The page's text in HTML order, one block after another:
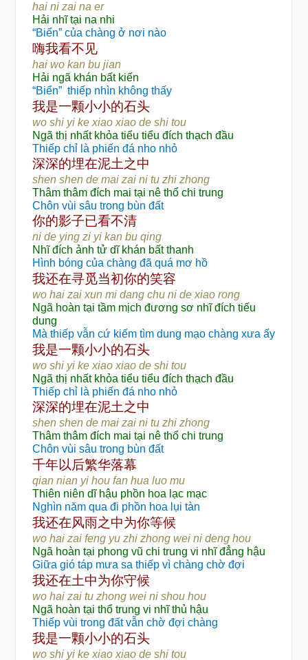
hai ni zai na er
Hải nhĩ tại na nhi
“Biển” của chàng ở nơi nào
嗨我看不见
hai wo kan bu jian
Hải ngã khán bất kiến
“Biển” thiếp nhìn không thấy
我是一颗小小的石头
wo shi yi ke xiao xiao de shi tou
Ngã thị nhất khỏa tiểu tiểu đích thạch đầu
Thiếp chỉ là phiến đá nho nhỏ
深深的埋在泥土之中
shen shen de mai zai ni tu zhi zhong
Thâm thâm đích mai tại nê thổ chi trung
Chôn vùi sâu trong bùn đất
你的影子已看不清
ni de ying zi yi kan bu qing
Nhĩ đích ảnh tử dĩ khán bất thanh
Hình bóng của chàng đã quá mơ hồ
我还在寻觅当初你的笑容
wo hai zai xun mi dang chu ni de xiao rong
Ngã hoàn tại tầm mịch đương sơ nhĩ đích tiếu
dung
Mà thiếp vẫn cứ kiếm tìm dung mạo chàng xưa ấy
我是一颗小小的石头
wo shi yi ke xiao xiao de shi tou
Ngã thị nhất khỏa tiểu tiểu đích thạch đầu
Thiếp chỉ là phiến đá nho nhỏ
深深的埋在泥土之中
shen shen de mai zai ni tu zhi zhong
Thâm thâm đích mai tại nê thổ chi trung
Chôn vùi sâu trong bùn đất
千年以后繁华落幕
qian nian yi hou fan hua luo mu
Thiên niên dĩ hậu phồn hoa lạc mạc
Nghìn năm qua đi phồn hoa lụi tàn
我还在风雨之中为你等候
wo hai zai feng yu zhi zhong wei ni deng hou
Ngã hoàn tại phong vũ chi trung vi nhĩ đẳng hậu
Giữa gió táp mưa sa thiếp vì chàng chờ đợi
我还在土中为你守候
wo hai zai tu zhong wei ni shou hou
Ngã hoàn tại thổ trung vi nhĩ thủ hậu
Thiếp vùi trong đất vẫn chờ đợi chàng
我是一颗小小的石头
wo shi yi ke xiao xiao de shi tou